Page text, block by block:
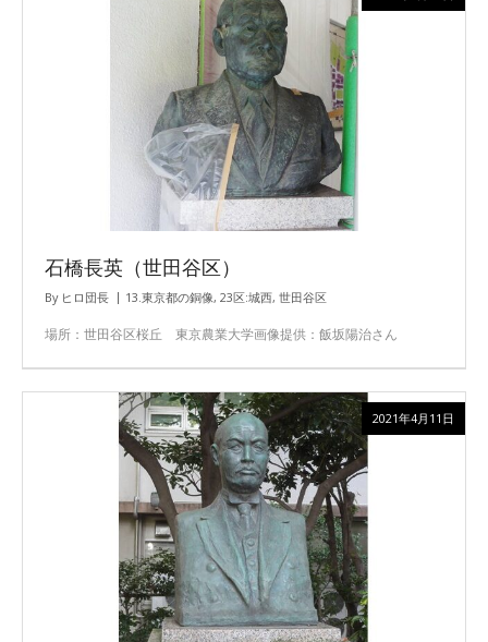
石橋長英（世田谷区）
By ヒロ団長 13.東京都の銅像, 23区:城西, 世田谷区
場所：世田谷区桜丘 東京農業大学画像提供：飯坂陽治さん
2021年4月11日